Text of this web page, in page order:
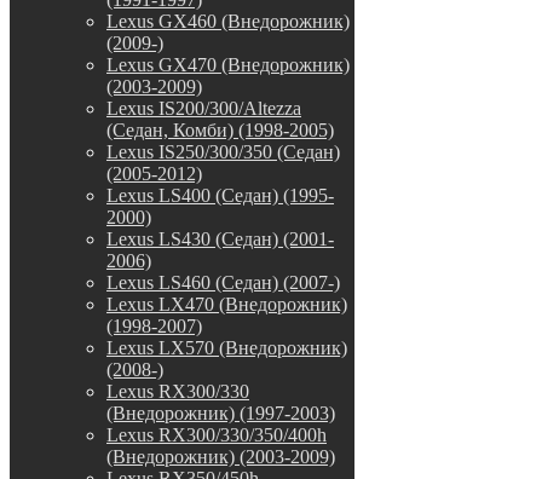
Lexus GX460 (Внедорожник)
(2009-)
Lexus GX470 (Внедорожник)
(2003-2009)
Lexus IS200/300/Altezza
(Седан, Комби) (1998-2005)
Lexus IS250/300/350 (Седан)
(2005-2012)
Lexus LS400 (Седан) (1995-
2000)
Lexus LS430 (Седан) (2001-
2006)
Lexus LS460 (Седан) (2007-)
Lexus LX470 (Внедорожник)
(1998-2007)
Lexus LX570 (Внедорожник)
(2008-)
Lexus RX300/330
(Внедорожник) (1997-2003)
Lexus RX300/330/350/400h
(Внедорожник) (2003-2009)